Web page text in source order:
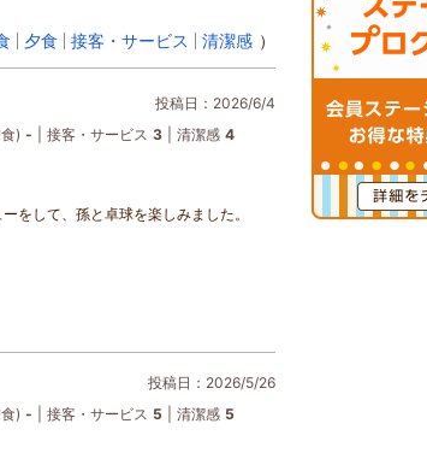
夕食 接客・サービス 清潔感 ）
投稿日：2026/6/4
) - 接客・サービス 3 清潔感 4
をして、孫と卓球を楽しみました。
投稿日：2026/5/26
) - 接客・サービス 5 清潔感 5